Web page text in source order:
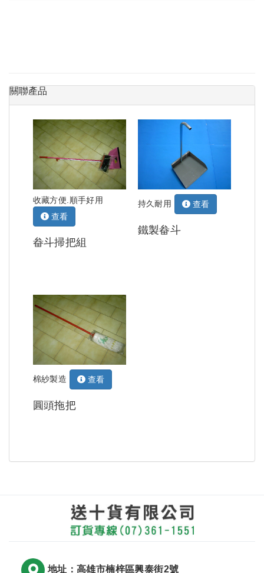
關聯產品
收藏方便.順手好用
查看
畚斗掃把組
持久耐用 查看
鐵製畚斗
棉紗製造 查看
圓頭拖把
地址：高雄市楠梓區興泰街2號